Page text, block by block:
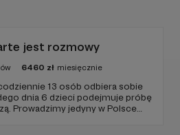
jest rozmowy
6460 zł miesięcznie
13 osób odbiera sobie
dnia 6 dzieci podejmuje próbę
Prowadzimy jedyny w Polsce